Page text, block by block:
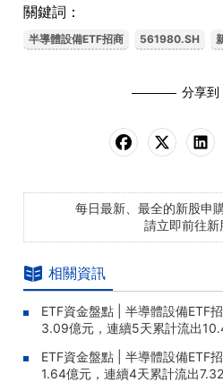
關鍵詞：
半導體設備ETF招商 561980.SH
分享到
每日最新、最全的新股申
請立即前往新
相關資訊
ETF資金盤點 | 半導體設備ETF
3.09億元，連續5天累計流出
ETF資金盤點 | 半導體設備ETF
1.64億元，連續4天累計流出